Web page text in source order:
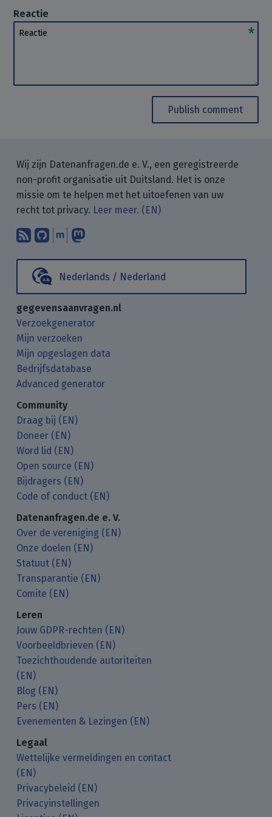
Reactie
Reactie
Publish comment
Wij zijn Datenanfragen.de e. V., een geregistreerde
non-profit organisatie uit Duitsland. Het is onze
missie om te helpen met het uitoefenen van uw
recht tot privacy. Leer meer. (EN)
Abonneer op onze blogposts met
Vind ons op GitHub.
Praat met ons via Matrix.
Nederlands / Nederland
gegevensaanvragen.nl
Verzoekgenerator
Mijn verzoeken
Mijn opgeslagen data
Bedrijfsdatabase
Advanced generator
Community
Draag bij (EN)
Doneer (EN)
Word lid (EN)
Open source (EN)
Bijdragers (EN)
Code of conduct (EN)
Datenanfragen.de e. V.
Over de vereniging (EN)
Onze doelen (EN)
Statuut (EN)
Transparantie (EN)
Comite (EN)
Leren
Jouw GDPR-rechten (EN)
Voorbeeldbrieven (EN)
Toezichthoudende autoriteiten
(EN)
Blog (EN)
Pers (EN)
Evenementen & Lezingen (EN)
Legaal
Wettelijke vermeldingen en contact
(EN)
Privacybeleid (EN)
Privacyinstellingen